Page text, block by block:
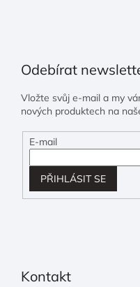
Odebírat
Vložte svůj e-mail a my
nových produktech na
E-mail
PŘIHLÁSIT SE
Kontakt